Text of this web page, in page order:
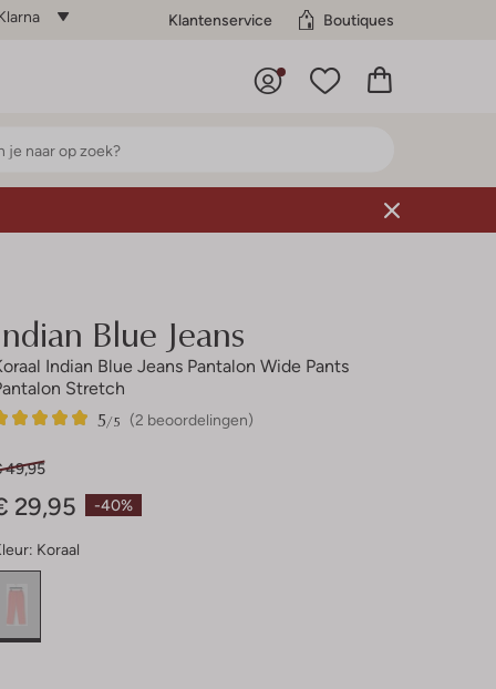
Klantenservice Boutiques
Blue Jeans
Indian Blue Jeans Pantalon Wide Pants
Stretch
(2 beoordelingen)
5/5
-40%
49,95
29,95
Koraal